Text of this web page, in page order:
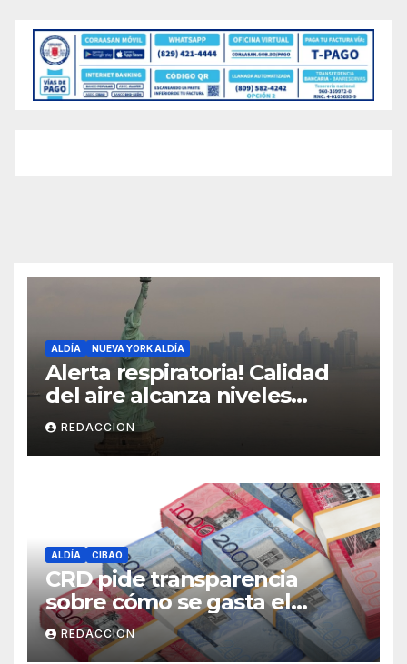
ALDÍA NUEVA YORK ALDÍA
Alerta respiratoria! Calidad
del aire alcanza niveles
peligrosos en NYC
REDACCION
ALDÍA CIBAO
CRD pide transparencia
sobre cómo se gasta el
dinero del Seguro Familiar de
Salud
REDACCION